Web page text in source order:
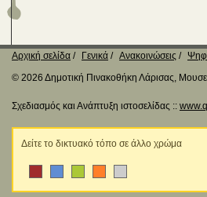
Αρχική σελίδα Γενικά Ανακοινώσεις
© 2026 Δημοτική Πινακοθήκη Λάρισας,
Σχεδιασμός και Ανάπτυξη ιστοσελίδας ::
Δείτε το δικτυακό τόπο σε άλλο χρώμα